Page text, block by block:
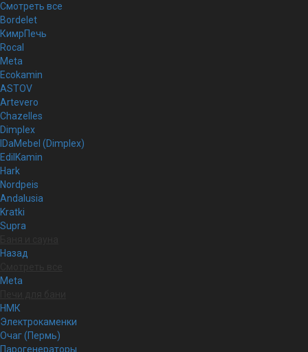
Смотреть все
Bordelet
КимрПечь
Rocal
Meta
Ecokamin
ASTOV
Artevero
Chazelles
Dimplex
IDaMebel (Dimplex)
EdilKamin
Hark
Nordpeis
Andalusia
Kratki
Supra
Назад
Meta
НМК
Электрокаменки
Очаг (Пермь)
Парогенераторы